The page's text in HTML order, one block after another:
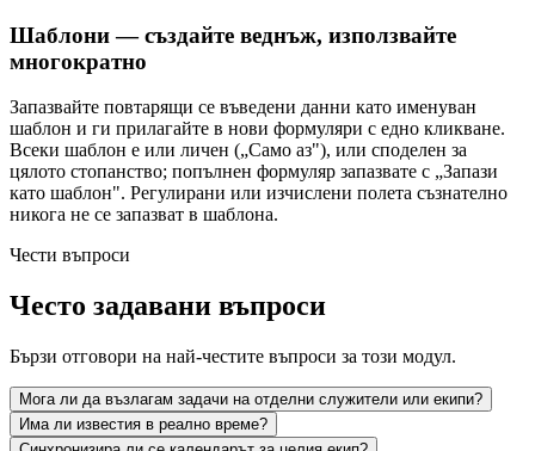
Шаблони — създайте веднъж, използвайте
многократно
Запазвайте повтарящи се въведени данни като именуван
шаблон и ги прилагайте в нови формуляри с едно кликване.
Всеки шаблон е или личен („Само аз"), или споделен за
цялото стопанство; попълнен формуляр запазвате с „Запази
като шаблон". Регулирани или изчислени полета съзнателно
никога не се запазват в шаблона.
Чести въпроси
Често задавани въпроси
Бързи отговори на най-честите въпроси за този модул.
Мога ли да възлагам задачи на отделни служители или екипи?
Има ли известия в реално време?